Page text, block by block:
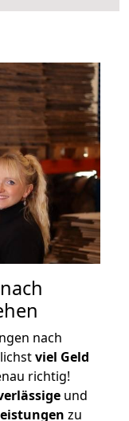
nach
viel Geld
richtig!
und
zu